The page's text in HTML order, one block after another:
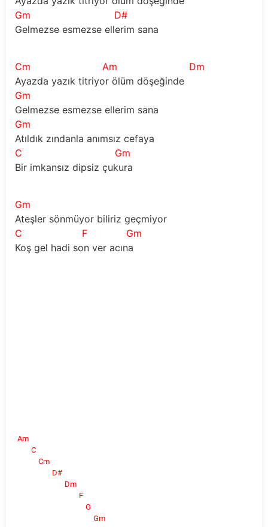
Gm
D#
Gelmezse esmezse ellerim sana
Cm Am
Dm
Ayazda yazık titriyor ölüm döşeğinde
Gm
Gelmezse esmezse ellerim sana
Gm
Atıldık zındanla anımsız cefaya
C
Gm
Bir imkansız dipsiz çukura
Gm
Ateşler sönmüyor biliriz geçmiyor
C
F
Gm
Koş gel hadi son ver acına
Am
C
Cm
D#
Dm
F
G
Gm